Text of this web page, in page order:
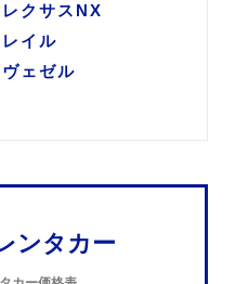
クサスNX
イル
ェゼル
ンタカー